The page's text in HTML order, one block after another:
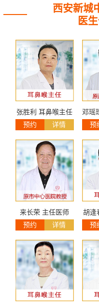
西安新城
医
张胜利 耳鼻喉主任
预约
详情
邓瑶
预
来长荣 主任医师
预约
详情
胡逢
预